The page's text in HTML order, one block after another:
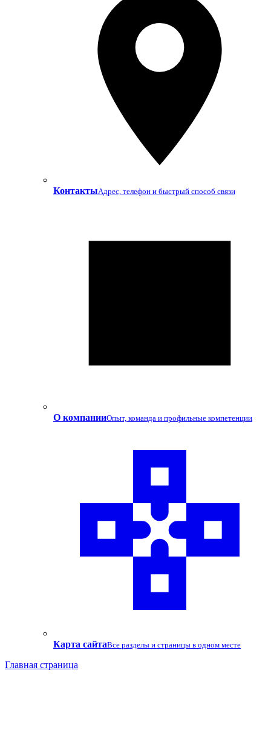
КонтактыАдрес, телефон и быстрый способ связи
О компанииОпыт, команда и профильные компетенции
Карта сайтаВсе разделы и страницы в одном месте
Главная страница